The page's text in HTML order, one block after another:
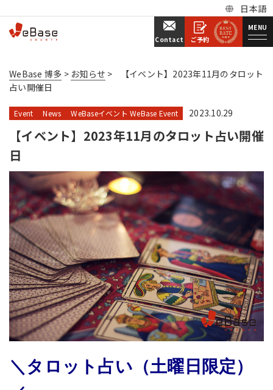
日本語
ご予約
Contact
MENU
WeBase 博多 > お知らせ >
【イベント】2023年11月のタロット
占い開催日
Event News WeBaseイベント WeBase Event 2023.10.29
【イベント】2023年11月のタロット占い開催
日
＼タロット占い（土曜日限定）